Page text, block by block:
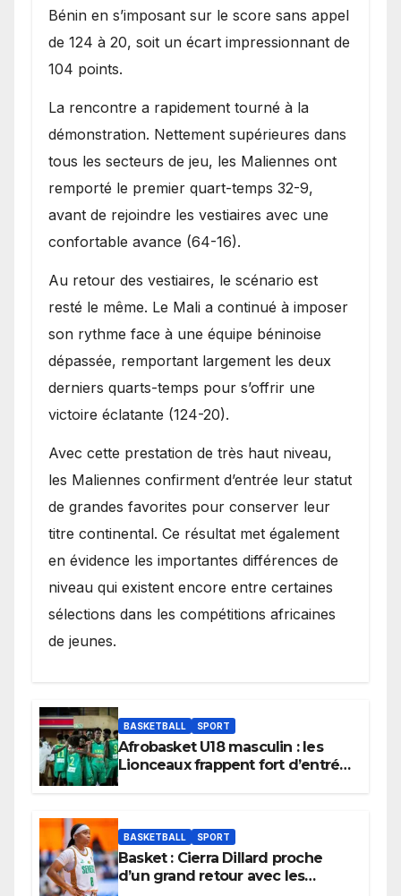
Bénin en s’imposant sur le score sans appel
de 124 à 20, soit un écart impressionnant de
104 points.
La rencontre a rapidement tourné à la
démonstration. Nettement supérieures dans
tous les secteurs de jeu, les Maliennes ont
remporté le premier quart-temps 32-9,
avant de rejoindre les vestiaires avec une
confortable avance (64-16).
Au retour des vestiaires, le scénario est
resté le même. Le Mali a continué à imposer
son rythme face à une équipe béninoise
dépassée, remportant largement les deux
derniers quarts-temps pour s’offrir une
victoire éclatante (124-20).
Avec cette prestation de très haut niveau,
les Maliennes confirment d’entrée leur statut
de grandes favorites pour conserver leur
titre continental. Ce résultat met également
en évidence les importantes différences de
niveau qui existent encore entre certaines
sélections dans les compétitions africaines
de jeunes.
BASKETBALL SPORT
Afrobasket U18 masculin : les
Lionceaux frappent fort d’entrée
BASKETBALL SPORT
Basket : Cierra Dillard proche
d’un grand retour avec les